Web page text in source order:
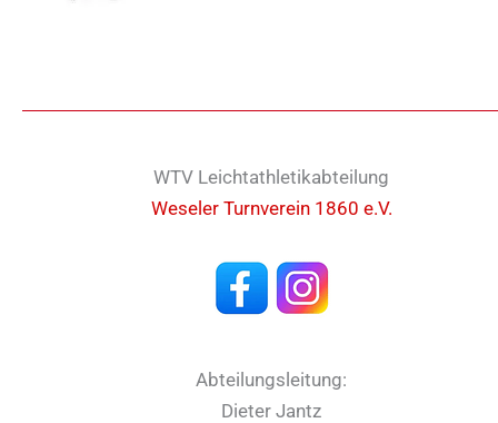
WTV Leichtathletikabteilung
Weseler Turnverein 1860 e.V.
Abteilungsleitung:
Dieter Jantz